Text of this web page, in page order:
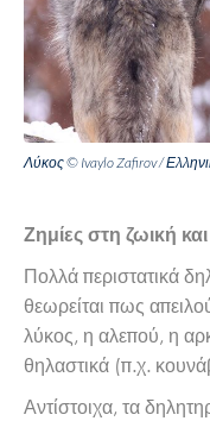
Λύκος © Ivaylo Zafirov /
Ζημίες στη ζωική
Πολλά περιστατικά
θεωρείται πως
λύκος, η αλεπού, η
θηλαστικά (π.χ.
Αντίστοιχα, τα